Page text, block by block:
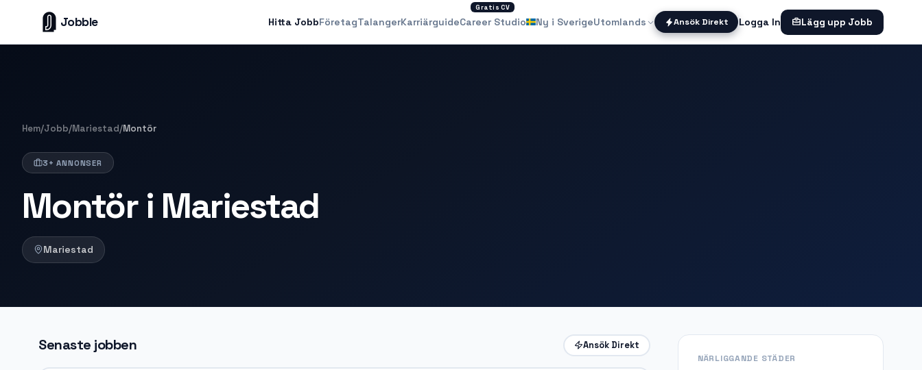
Jobble Hitta JobbFöretagTalangerKarriärguide
Gratis CV
Career Studio Ny i SverigeUtomlands Ansök Direkt Logga In Lägg upp Jobb
Hem/Jobb/Mariestad/Montör
3+ ANNONSER
Montör i Mariestad
Mariestad
Senaste jobben Ansök Direkt
NÄRLIGGANDE STÄDER